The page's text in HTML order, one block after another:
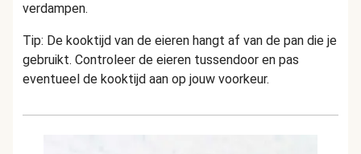
verdampen.
Tip: De kooktijd van de eieren hangt af van de pan die je
gebruikt. Controleer de eieren tussendoor en pas
eventueel de kooktijd aan op jouw voorkeur.